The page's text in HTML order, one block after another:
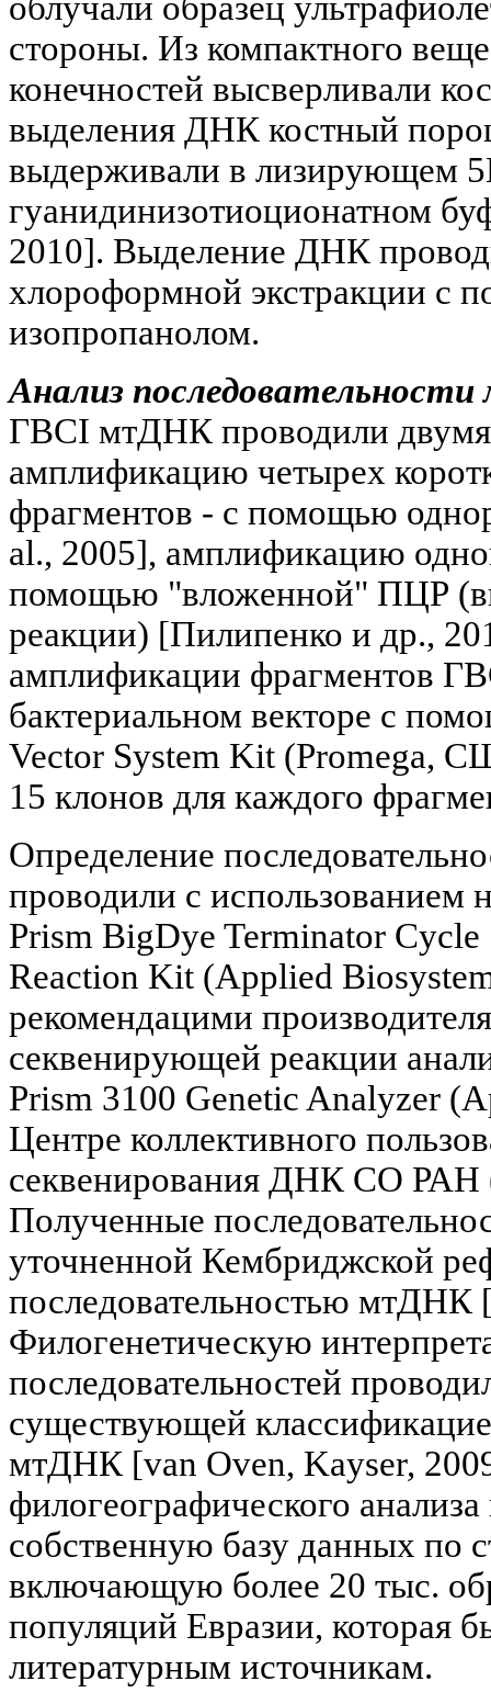
облучали образец
стороны. Из компактного
конечностей высверливали
выделения ДНК костный
выдерживали в лизирующем
гуанидинизотиоционатном
2010]. Выделение ДНК
хлороформной экстракции с
изопропанолом.
Анализ
ГВСI мтДНК проводили
амплификацию четырех
фрагментов - с помощью
al., 2005], амплификацию
помощью "вложенной" ПЦР
реакции) [Пилипенко и др.,
амплификации фрагментов
бактериальном векторе с
Vector System Kit (Promega,
15 клонов для каждого
Определение
проводили с использованием
Prism BigDye Terminator Cycle
Reaction Kit (Applied
рекомендацими
секвенирующей реакции
Prism 3100 Genetic Analyzer
Центре коллективного
секвенирования ДНК СО РАН
Полученные
уточненной Кембриджской
последовательностью мтДНК
Филогенетическую
последовательностей
существующей
мтДНК [van Oven, Kayser,
филогеографического
собственную базу данных
включающую более 20 тыс.
популяций Евразии, которая
литературным источникам.